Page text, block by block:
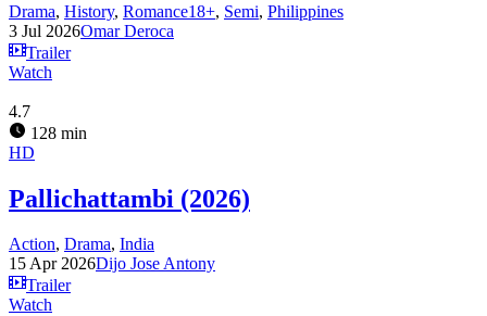
Drama, History, Romance18+, Semi, Philippines
3 Jul 2026Omar Deroca
Trailer
Watch
4.7
128 min
HD
Pallichattambi (2026)
Action, Drama, India
15 Apr 2026Dijo Jose Antony
Trailer
Watch